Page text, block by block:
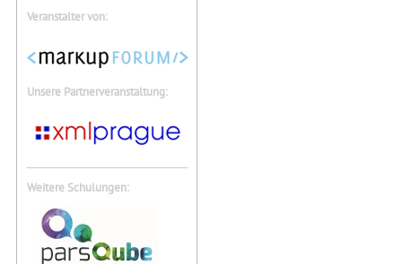
Veranstalter von:
Unsere Partnerveranstaltung:
Weitere Schulungen: